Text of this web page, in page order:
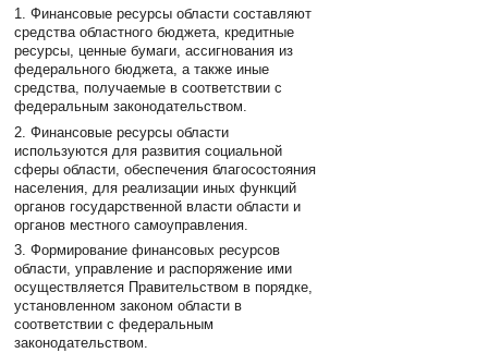
1. Финансовые ресурсы области составляют
средства областного бюджета, кредитные
ресурсы, ценные бумаги, ассигнования из
федерального бюджета, а также иные
средства, получаемые в соответствии с
федеральным законодательством.
2. Финансовые ресурсы области
используются для развития социальной
сферы области, обеспечения благосостояния
населения, для реализации иных функций
органов государственной власти области и
органов местного самоуправления.
3. Формирование финансовых ресурсов
области, управление и распоряжение ими
осуществляется Правительством в порядке,
установленном законом области в
соответствии с федеральным
законодательством.